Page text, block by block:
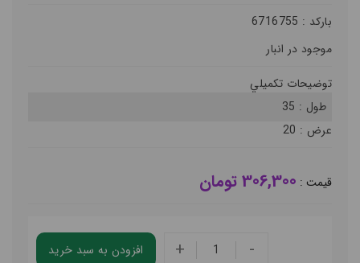
بارکد : 6716755
موجود در انبار
توضيحات تکميلي
طول :
عرض :
قيمت : 306,300 تومان
افزودن به سبد خريد -
+